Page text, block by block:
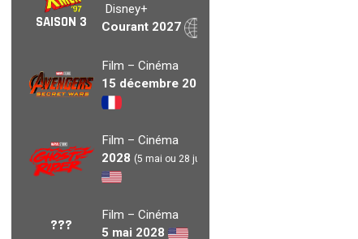
SAISON 3
Disney+
Courant 2027
Film – Cinéma
15 décembre 2027
Film – Cinéma
2028 (5 mai ou 28 juil.)
???
Film – Cinéma
5 mai 2028